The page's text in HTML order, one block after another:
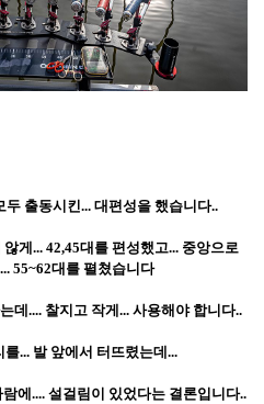
두 출동시킨... 대편성을 했습니다..
게... 42,45대를 편성했고... 중앙으로
55~62대를 펼쳤습니다
데.... 찰지고 작게... 사용해야 합니다..
... 발 앞에서 터뜨렸는데...
에.... 설걸림이 있었다는 결론입니다..